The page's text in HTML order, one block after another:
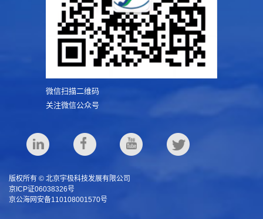
微信扫描二维码
关注微信公众号
版权所有 © 北京宇极科技发展有限公司
京ICP证06038326号
京公海网安备110108001570号